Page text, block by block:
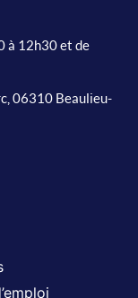
à 12h30 et de
06310 Beaulieu-